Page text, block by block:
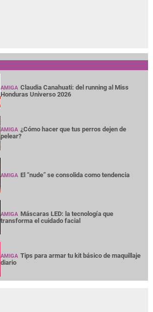
AMIGA Claudia Canahuati: del running al Miss
Honduras Universo 2026
AMIGA ¿Cómo hacer que tus perros dejen de
pelear?
AMIGA El “nude” se consolida como tendencia
AMIGA Máscaras LED: la tecnología que
transforma el cuidado facial
AMIGA Tips para armar tu kit básico de maquillaje
diario